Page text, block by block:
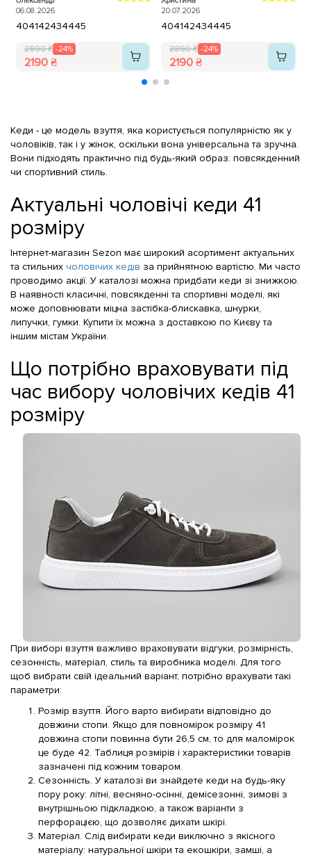
анатомічні/пружні/меморі.
06.08.2026
404142434445
2890 ₴ -24%
2190 ₴
20.07.2026
404142434445
2890 ₴ -24%
2190 ₴
Кеди - це модель взуття, яка користується популярністю як у
чоловіків, так і у жінок, оскільки вона універсальна та зручна.
Вони підходять практично під будь-який образ: повсякденний
чи спортивний стиль.
Актуальні чоловічі кеди 41
розміру
Інтернет-магазин Sezon має широкий асортимент актуальних
та стильних чоловічих кедів за прийнятною вартістю. Ми часто
проводимо акції. У каталозі можна придбати кеди зі знижкою.
В наявності класичні, повсякденні та спортивні моделі, які
може доповнювати міцна застібка-блискавка, шнурки,
липучки, гумки. Купити їх можна з доставкою по Києву та
іншим містам України.
Що потрібно враховувати під
час вибору чоловічих кедів 41
розміру
При виборі взуття важливо враховувати відгуки, розмірність,
сезонність, матеріал, стиль та виробника моделі. Для того
щоб вибрати свій ідеальний варіант, потрібно врахувати такі
параметри:
Розмір взуття. Його варто вибирати відповідно до
довжини стопи. Якщо для повномірок розміру 41
довжина стопи повинна бути 26,5 см, то для маломірок
це буде 42. Таблиця розмірів і характеристики товарів
зазначені під кожним товаром.
Сезонність. У каталозі ви знайдете кеди на будь-яку
пору року: літні, весняно-осінні, демісезонні, зимові з
внутрішньою підкладкою, а також варіанти з
перфорацією, що дозволяє дихати шкірі.
Матеріал. Слід вибирати кеди виключно з якісного
матеріалу: натуральної шкіри та екошкіри, замші, а